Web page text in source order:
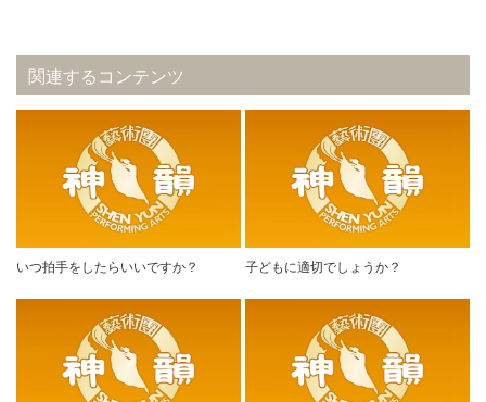
関連するコンテンツ
いつ拍手をしたらいいですか？ 子どもに適切でしょうか？